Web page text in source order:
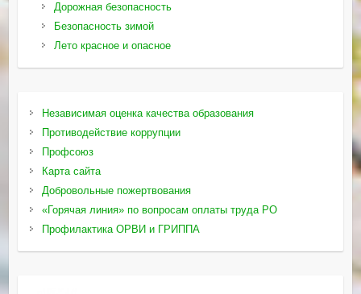
Дорожная безопасность
Безопасность зимой
Лето красное и опасное
Независимая оценка качества образования
Противодействие коррупции
Профсоюз
Карта сайта
Добровольные пожертвования
«Горячая линия» по вопросам оплаты труда РО
Профилактика ОРВИ и ГРИППА